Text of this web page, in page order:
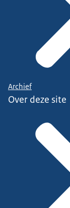
Archief
Over deze site